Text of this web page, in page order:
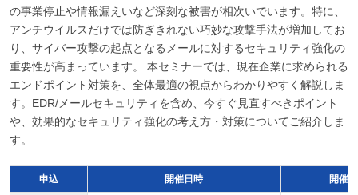
の事業停止や情報漏えいなど深刻な被害が相次いでいます。特に、
アンチウイルスだけでは防ぎきれない巧妙な攻撃手法が増加してお
り、サイバー攻撃の起点となるメールに対するセキュリティ強化の
重要性が高まっています。 本セミナーでは、現在企業に求められる
エンドポイント対策を、全体最適の視点からわかりやすく解説しま
す。EDR/メールセキュリティを含め、今すぐ見直すべきポイント
や、効果的なセキュリティ強化の考え方・対策についてご紹介しま
す。
申込 開催日時 開催